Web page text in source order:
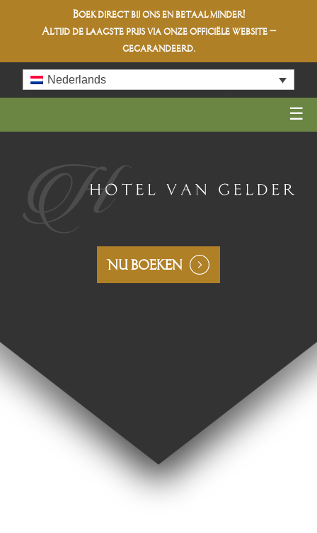
Boek direct bij ons en betaal minder!
Altijd delaagste prijsvia onze officiële website –
gegarandeerd.
NU BOEKEN
Nederlands